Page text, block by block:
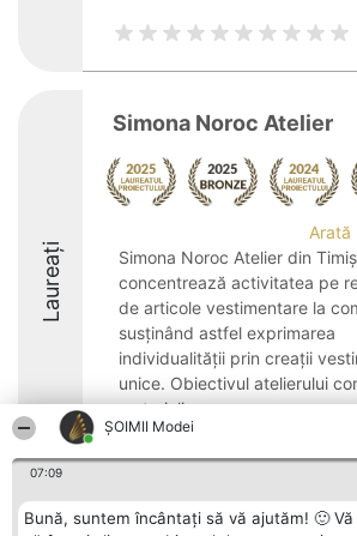
ȘOIMII Modei
07:09
Bună, suntem încântați să vă ajutăm! 🙂 Vă
Laureați
Simona Noroc Atelier
Arată
Simona Noroc Atelier din
concentrează activitatea pe
de articole vestimentare la
susținând astfel exprimarea
individualității prin creații
unice. Obiectivul atelierului
materializarea ...
8.7